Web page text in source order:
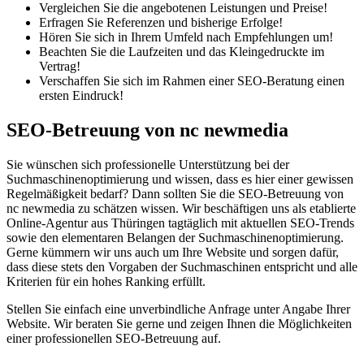
Vergleichen Sie die angebotenen Leistungen und Preise!
Erfragen Sie Referenzen und bisherige Erfolge!
Hören Sie sich in Ihrem Umfeld nach Empfehlungen um!
Beachten Sie die Laufzeiten und das Kleingedruckte im
Vertrag!
Verschaffen Sie sich im Rahmen einer SEO-Beratung einen
ersten Eindruck!
SEO-Betreuung von nc newmedia
Sie wünschen sich professionelle Unterstützung bei der
Suchmaschinenoptimierung und wissen, dass es hier einer gewissen
Regelmäßigkeit bedarf? Dann sollten Sie die SEO-Betreuung von
nc newmedia zu schätzen wissen. Wir beschäftigen uns als etablierte
Online-Agentur aus Thüringen tagtäglich mit aktuellen SEO-Trends
sowie den elementaren Belangen der Suchmaschinenoptimierung.
Gerne kümmern wir uns auch um Ihre Website und sorgen dafür,
dass diese stets den Vorgaben der Suchmaschinen entspricht und alle
Kriterien für ein hohes Ranking erfüllt.
Stellen Sie einfach eine unverbindliche Anfrage unter Angabe Ihrer
Website. Wir beraten Sie gerne und zeigen Ihnen die Möglichkeiten
einer professionellen SEO-Betreuung auf.